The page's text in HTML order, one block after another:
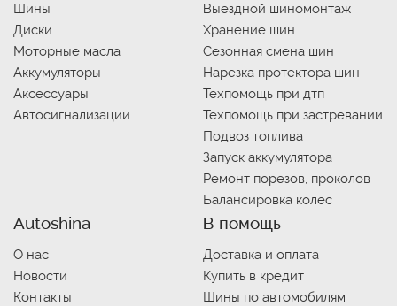
Шины
Диски
Моторные масла
Аккумуляторы
Аксессуары
Автосигнализации
Выездной шиномонтаж
Хранение шин
Сезонная смена шин
Нарезка протектора шин
Техпомощь при дтп
Техпомощь при застревании
Подвоз топлива
Запуск аккумулятора
Ремонт порезов, проколов
Балансировка колес
Autoshina
О нас
Новости
Контакты
В помощь
Доставка и оплата
Купить в кредит
Шины по автомобилям